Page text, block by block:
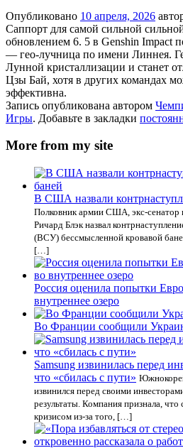
Опубликовано 10 апреля, 2026
Саппорт для самой сильной
обновлением 6. 5 в Genshin Impact
— гео-лучница по имени Линнея.
Лунной кристаллизации и станет
Цзы Бай, хотя в других командах
эффективна.
Запись опубликована автором
Игры. Добавьте в закладки
More from my site
В США назвали
Полковник армии США, экс-сенатор
Ричард Блэк назвал
(ВСУ) бессмысленной кровавой
[…]
Россия оценила попытки
внутреннее озеро
Во Франции сообщили
Samsung извинилась перед
что «сбилась с пути»
извинился перед своими
результаты. Компания признала,
кризисом из-за того, […]